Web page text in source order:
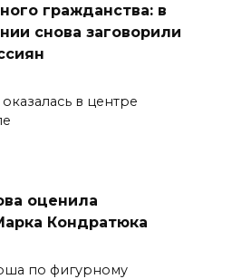
гражданства: в
снова заговорили
в центре
оценила
Кондратюка
по фигурному